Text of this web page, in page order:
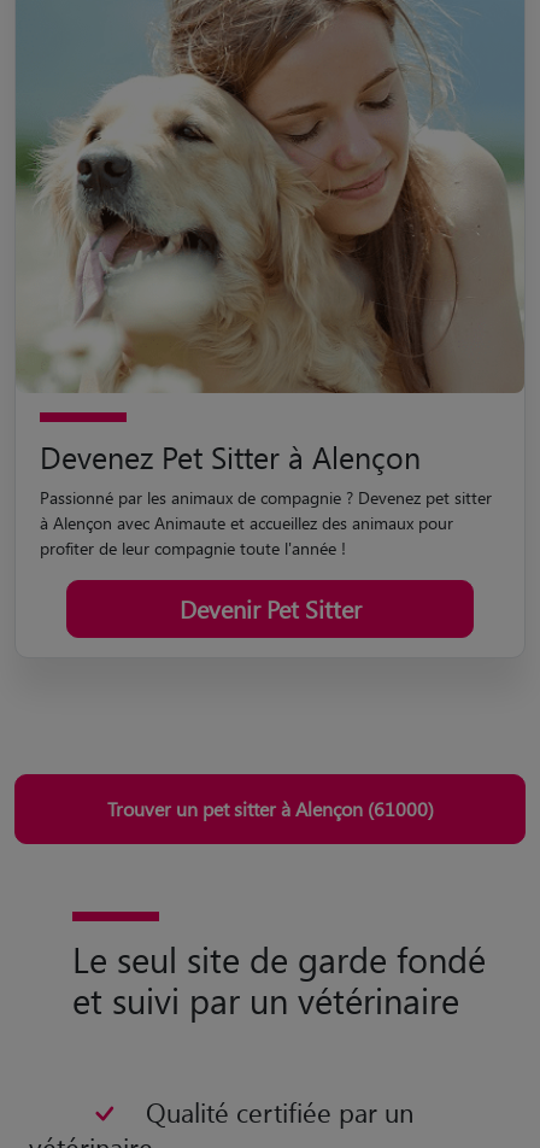
Devenez Pet Sitter à Alençon
Passionné par les animaux de compagnie ? Devenez pet sitter
à Alençon avec Animaute et accueillez des animaux pour
profiter de leur compagnie toute l'année !
Devenir Pet Sitter
Trouver un pet sitter à Alençon (61000)
Le seul site de garde fondé
et suivi par un vétérinaire
Qualité certifiée par un